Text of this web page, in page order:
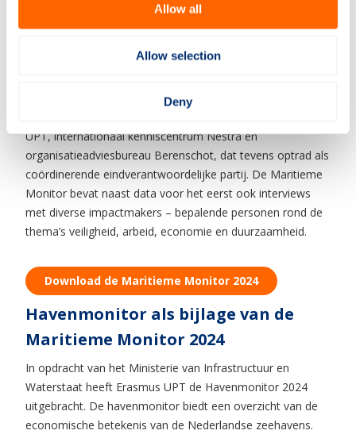
Allow all
Allow selection
Deny
Jaarlijkse publicatie
De Maritieme Monitor wordt opgesteld in opdracht van het
gepubliceerd door Nederland Maritiem Land. De editie van
UPT, internationaal kenniscentrum Nestra en
organisatieadviesbureau Berenschot, dat tevens optrad als
coördinerende eindverantwoordelijke partij. De Maritieme
Monitor bevat naast data voor het eerst ook interviews
met diverse impactmakers – bepalende personen rond de
thema’s veiligheid, arbeid, economie en duurzaamheid.
Download de Maritieme Monitor 2024
Havenmonitor als bijlage van de
Maritieme Monitor 2024
In opdracht van het Ministerie van Infrastructuur en
Waterstaat heeft Erasmus UPT de Havenmonitor 2024
uitgebracht. De havenmonitor biedt een overzicht van de
economische betekenis van de Nederlandse zeehavens.